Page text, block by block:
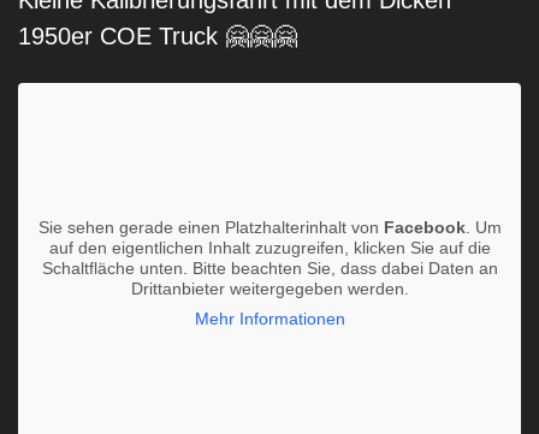
1950er COE Truck 🤗🤗🤗
Sie sehen gerade einen Platzhalterinhalt von Facebook. Um
auf den eigentlichen Inhalt zuzugreifen, klicken Sie auf die
Schaltfläche unten. Bitte beachten Sie, dass dabei Daten an
Drittanbieter weitergegeben werden.
Mehr Informationen